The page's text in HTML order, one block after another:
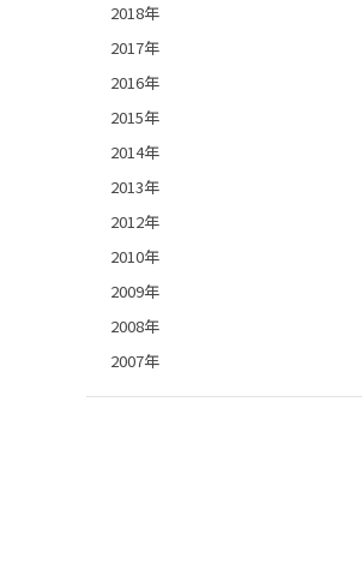
2018年
2017年
2016年
2015年
2014年
2013年
2012年
2010年
2009年
2008年
2007年